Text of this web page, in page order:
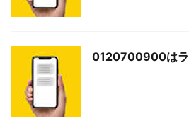
0120700900はラ